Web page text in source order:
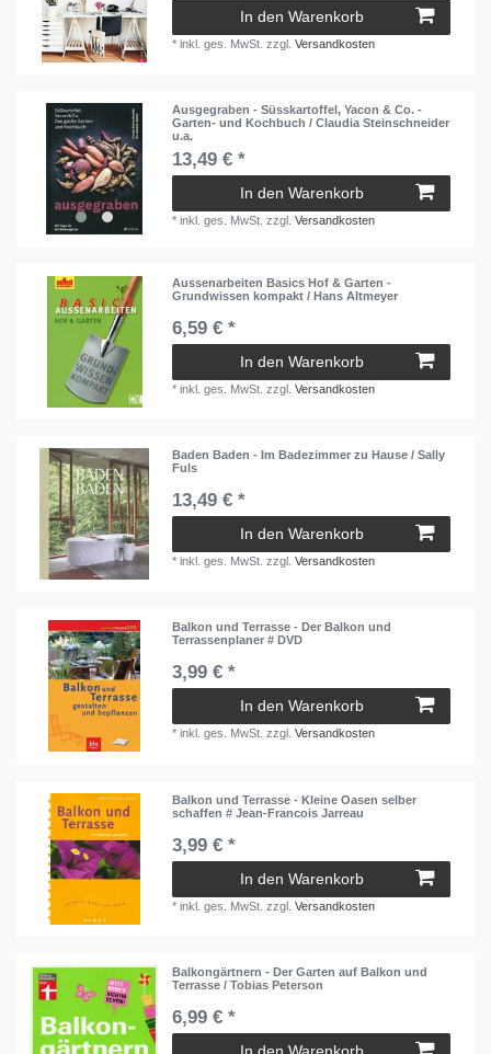
In den Warenkorb
*inkl. ges. MwSt. zzgl.Versandkosten
Ausgegraben - Süsskartoffel, Yacon & Co. -
Garten- und Kochbuch / Claudia Steinschneider
u.a.
13,49 € *
In den Warenkorb
*inkl. ges. MwSt. zzgl.Versandkosten
Aussenarbeiten Basics Hof & Garten -
Grundwissen kompakt / Hans Altmeyer
6,59 € *
In den Warenkorb
*inkl. ges. MwSt. zzgl.Versandkosten
Baden Baden - Im Badezimmer zu Hause / Sally
Fuls
13,49 € *
In den Warenkorb
*inkl. ges. MwSt. zzgl.Versandkosten
Balkon und Terrasse - Der Balkon und
Terrassenplaner # DVD
3,99 € *
In den Warenkorb
*inkl. ges. MwSt. zzgl.Versandkosten
Balkon und Terrasse - Kleine Oasen selber
schaffen # Jean-Francois Jarreau
3,99 € *
In den Warenkorb
*inkl. ges. MwSt. zzgl.Versandkosten
Balkongärtnern - Der Garten auf Balkon und
Terrasse / Tobias Peterson
6,99 € *